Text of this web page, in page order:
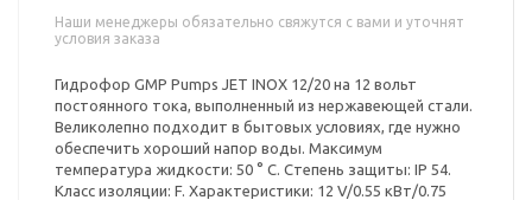
Наши менеджеры обязательно свяжутся с вами и уточнят
условия заказа
Гидрофор GMP Pumps JET INOX 12/20 на 12 вольт
постоянного тока, выполненный из нержавеющей стали.
Великолепно подходит в бытовых условиях, где нужно
обеспечить хороший напор воды. Максимум
температура жидкости: 50 ° С. Степень защиты: IP 54.
Класс изоляции: F. Характеристики: 12 V/0.55 кВт/0.75